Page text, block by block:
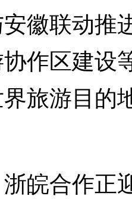
徽联动推
作区建设
旅游目的
合作正